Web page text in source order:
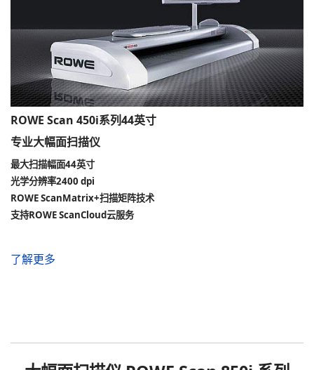
ROWE Scan 450i系列44英寸
专业大幅面扫描仪
最大扫描幅面44英寸
光学分辨率2400 dpi
ROWE ScanMatrix+扫描矩阵技术
支持ROWE ScanCloud云服务
了解更多